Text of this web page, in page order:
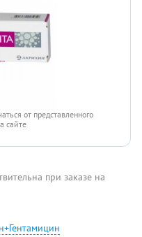
от представленного
сайте
при заказе на